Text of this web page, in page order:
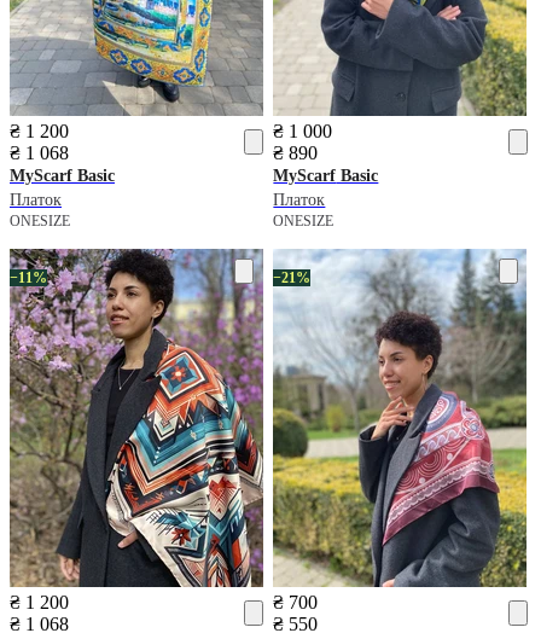
₴ 1 200
₴ 1 068
MyScarf Basic
Платок
ONESIZE
₴ 1 000
₴ 890
MyScarf Basic
Платок
ONESIZE
−11%
₴ 1 200
₴ 1 068
−21%
₴ 700
₴ 550